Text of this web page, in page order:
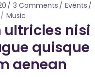
3 Comments
Events
Music
ultricies nisi
quisque
aenean